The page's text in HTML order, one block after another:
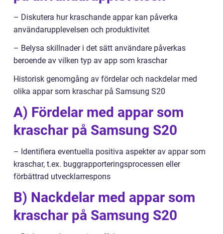
– Diskutera hur kraschande appar kan påverka
användarupplevelsen och produktivitet
– Belysa skillnader i det sätt användare påverkas
beroende av vilken typ av app som kraschar
Historisk genomgång av fördelar och nackdelar med
olika appar som kraschar på Samsung S20
A) Fördelar med appar som
kraschar på Samsung S20
– Identifiera eventuella positiva aspekter av appar som
kraschar, t.ex. buggrapporteringsprocessen eller
förbättrad utvecklarrespons
B) Nackdelar med appar som
kraschar på Samsung S20